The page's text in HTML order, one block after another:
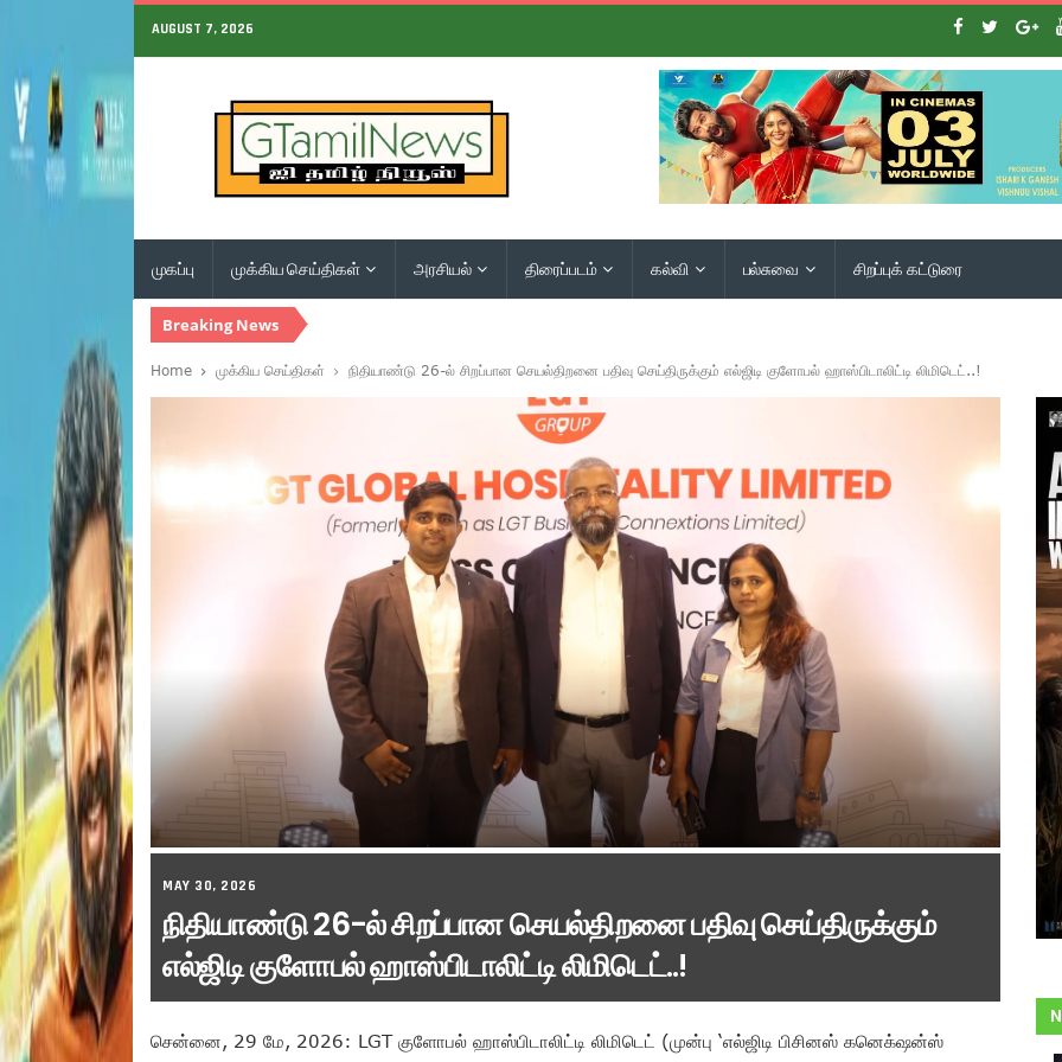
AUGUST 7, 2026
முகப்பு முக்கிய செய்திகள் அரசியல் திரைப்படம் கல்வி பல்சுவை சிறப்புக் கட்டுரை
Breaking News
Home முக்கிய செய்திகள் நிதியாண்டு 26-ல் சிறப்பான செயல்திறனை பதிவு செய்திருக்கும் எல்ஜிடி குளோபல் ஹாஸ்பிடாலிட்டி லிமிடெட்..!
MAY 30, 2026
நிதியாண்டு 26-ல் சிறப்பான செயல்திறனை பதிவு செய்திருக்கும்
எல்ஜிடி குளோபல் ஹாஸ்பிடாலிட்டி லிமிடெட்..!
சென்னை, 29 மே, 2026: LGT குளோபல் ஹாஸ்பிடாலிட்டி லிமிடெட் (முன்பு ‘எல்ஜிடி பிசினஸ் கனெக்‌ஷன்ஸ்